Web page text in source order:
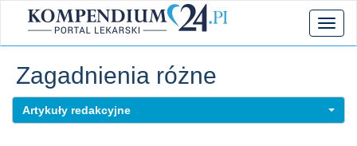
Zagadnienia różne
Artykuły redakcyjne